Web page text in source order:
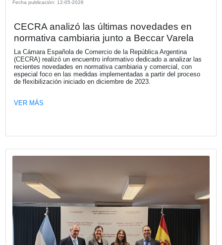
Fecha publicación: 16-06-2026
CECRA Delegación Mar del Plata –
Conferencia “Ley de Modernización
principales cambios e impacto
relaciones de trabajo”
para socios e invitados especiales, que contó con la
VER MÁS